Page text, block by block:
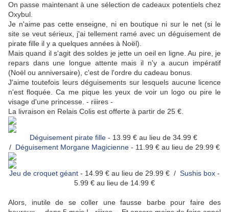
On passe maintenant à une sélection de cadeaux potentiels chez
Oxybul.
Je n'aime pas cette enseigne, ni en boutique ni sur le net (si le
site se veut sérieux, j'ai tellement ramé avec un déguisement de
pirate fille il y a quelques années à Noël).
Mais quand il s'agit des soldes je jette un oeil en ligne. Au pire, je
repars dans une longue attente mais il n'y a aucun impératif
(Noël ou anniversaire), c'est de l'ordre du cadeau bonus.
J'aime toutefois leurs déguisements sur lesquels aucune licence
n'est floquée. Ca me pique les yeux de voir un logo ou pire le
visage d'une princesse. - riiires -
La livraison en Relais Colis est offerte à partir de 25 €.
Déguisement pirate fille - 13.99 € au lieu de 34.99 €
/ Déguisement Morgane Magicienne - 11.99 € au lieu de 29.99 €
Jeu de croquet géant - 14.99 € au lieu de 29.99 € / Sushis box -
5.99 € au lieu de 14.99 €
Alors, inutile de se coller une fausse barbe pour faire des